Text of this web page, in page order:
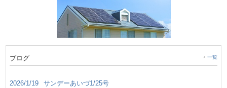
ブログ 一覧
2026/1/19 サンデーあいづ1/25号